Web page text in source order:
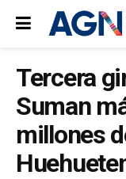
Tercera
Suman
millones